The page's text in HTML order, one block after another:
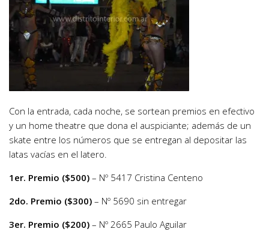
Con la entrada, cada noche, se sortean premios en efectivo
y un home theatre que dona el auspiciante; además de un
skate entre los números que se entregan al depositar las
latas vacías en el latero.
1er. Premio ($500) – Nº 5417 Cristina Centeno
2do. Premio ($300) – Nº 5690 sin entregar
3er. Premio ($200) – Nº 2665 Paulo Aguilar